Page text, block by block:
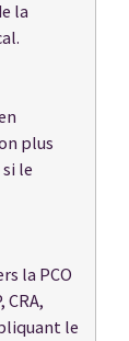
la
plus
le
la PCO
CRA,
le